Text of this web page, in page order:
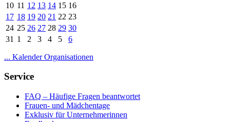
10 11 12 13 14 15 16
17 18 19 20 21 22 23
24 25 26 27 28 29 30
31 1 2 3 4 5 6
... Kalender Organisationen
Service
FAQ – Häufige Fragen beantwortet
Frauen- und Mädchentage
Exklusiv für Unternehmerinnen